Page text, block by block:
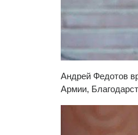
Андрей Федотов
Армии,